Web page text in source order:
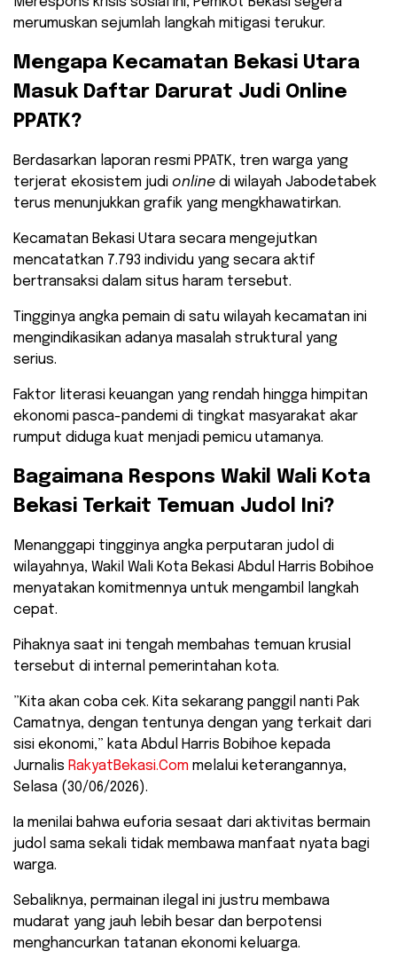
merumuskan sejumlah langkah mitigasi terukur.
​Mengapa Kecamatan Bekasi Utara
Masuk Daftar Darurat Judi Online
PPATK?
​Berdasarkan laporan resmi PPATK, tren warga yang
terjerat ekosistem judi online di wilayah Jabodetabek
terus menunjukkan grafik yang mengkhawatirkan.
Kecamatan Bekasi Utara secara mengejutkan
mencatatkan 7.793 individu yang secara aktif
bertransaksi dalam situs haram tersebut.
​Tingginya angka pemain di satu wilayah kecamatan ini
mengindikasikan adanya masalah struktural yang
serius.
Faktor literasi keuangan yang rendah hingga himpitan
ekonomi pasca-pandemi di tingkat masyarakat akar
rumput diduga kuat menjadi pemicu utamanya.
​Bagaimana Respons Wakil Wali Kota
Bekasi Terkait Temuan Judol Ini?
​Menanggapi tingginya angka perputaran judol di
wilayahnya, Wakil Wali Kota Bekasi Abdul Harris Bobihoe
menyatakan komitmennya untuk mengambil langkah
cepat.
Pihaknya saat ini tengah membahas temuan krusial
tersebut di internal pemerintahan kota.
​”Kita akan coba cek. Kita sekarang panggil nanti Pak
Camatnya, dengan tentunya dengan yang terkait dari
sisi ekonomi,” kata Abdul Harris Bobihoe kepada
Jurnalis RakyatBekasi.Com melalui keterangannya,
Selasa (30/06/2026).
​Ia menilai bahwa euforia sesaat dari aktivitas bermain
judol sama sekali tidak membawa manfaat nyata bagi
warga.
Sebaliknya, permainan ilegal ini justru membawa
mudarat yang jauh lebih besar dan berpotensi
menghancurkan tatanan ekonomi keluarga.